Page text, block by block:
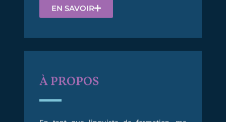
EN SAVOIR
À PROPOS